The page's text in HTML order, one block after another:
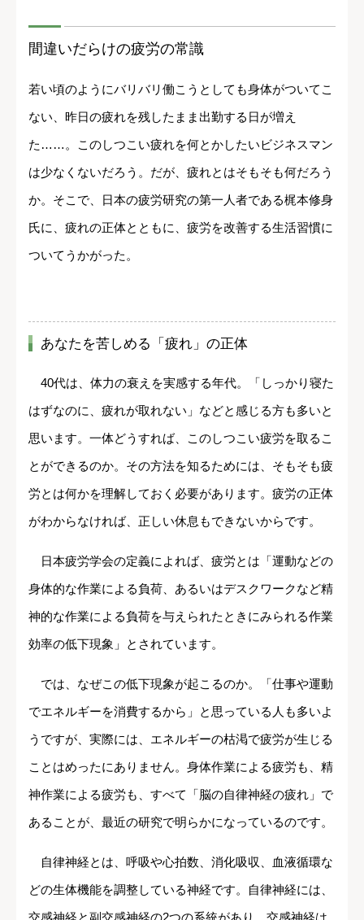
間違いだらけの疲労の常識
若い頃のようにバリバリ働こうとしても身体がついてこ
ない、昨日の疲れを残したまま出勤する日が増え
た……。このしつこい疲れを何とかしたいビジネスマン
は少なくないだろう。だが、疲れとはそもそも何だろう
か。そこで、日本の疲労研究の第一人者である梶本修身
氏に、疲れの正体とともに、疲労を改善する生活習慣に
ついてうかがった。
あなたを苦しめる「疲れ」の正体
40代は、体力の衰えを実感する年代。「しっかり寝た
はずなのに、疲れが取れない」などと感じる方も多いと
思います。一体どうすれば、このしつこい疲労を取るこ
とができるのか。その方法を知るためには、そもそも疲
労とは何かを理解しておく必要があります。疲労の正体
がわからなければ、正しい休息もできないからです。
日本疲労学会の定義によれば、疲労とは「運動などの
身体的な作業による負荷、あるいはデスクワークなど精
神的な作業による負荷を与えられたときにみられる作業
効率の低下現象」とされています。
では、なぜこの低下現象が起こるのか。「仕事や運動
でエネルギーを消費するから」と思っている人も多いよ
うですが、実際には、エネルギーの枯渇で疲労が生じる
ことはめったにありません。身体作業による疲労も、精
神作業による疲労も、すべて「脳の自律神経の疲れ」で
あることが、最近の研究で明らかになっているのです。
自律神経とは、呼吸や心拍数、消化吸収、血液循環な
どの生体機能を調整している神経です。自律神経には、
交感神経と副交感神経の2つの系統があり、交感神経は